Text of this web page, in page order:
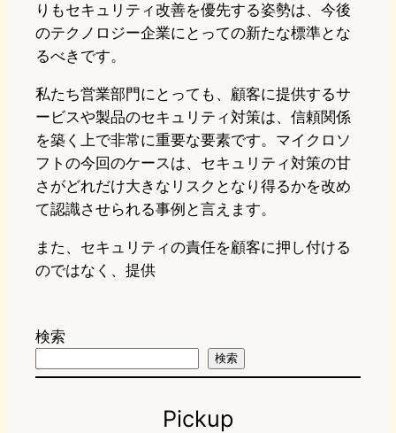
りもセキュリティ改善を優先する姿勢は、今後
のテクノロジー企業にとっての新たな標準とな
るべきです。
私たち営業部門にとっても、顧客に提供するサ
ービスや製品のセキュリティ対策は、信頼関係
を築く上で非常に重要な要素です。マイクロソ
フトの今回のケースは、セキュリティ対策の甘
さがどれだけ大きなリスクとなり得るかを改め
て認識させられる事例と言えます。
また、セキュリティの責任を顧客に押し付ける
のではなく、提供
検索
検索
Pickup